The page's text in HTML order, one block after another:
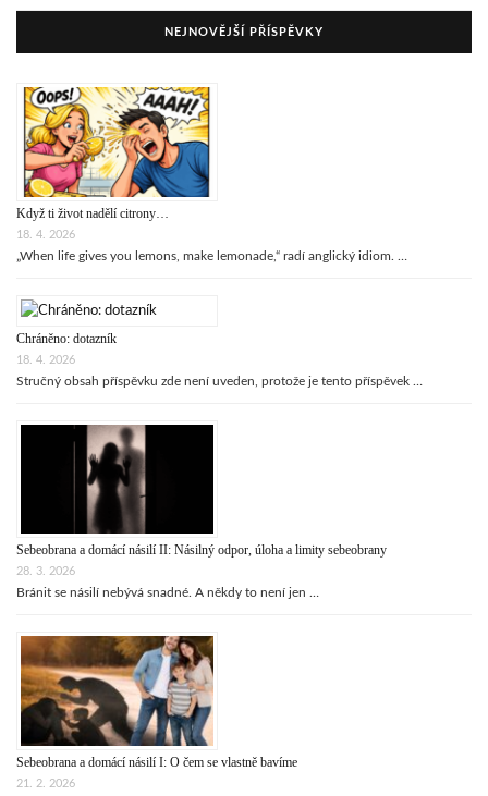
NEJNOVĚJŠÍ PŘÍSPĚVKY
Když ti život nadělí citrony…
18. 4. 2026
„When life gives you lemons, make lemonade,“ radí anglický idiom. …
Chráněno: dotazník
18. 4. 2026
Stručný obsah příspěvku zde není uveden, protože je tento příspěvek …
Sebeobrana a domácí násilí II: Násilný odpor, úloha a limity sebeobrany
28. 3. 2026
Bránit se násilí nebývá snadné. A někdy to není jen …
Sebeobrana a domácí násilí I: O čem se vlastně bavíme
21. 2. 2026